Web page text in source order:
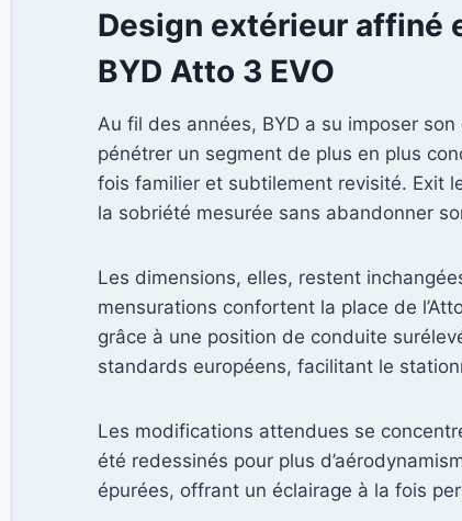
Design extérieur affiné
BYD Atto 3 EVO
Au fil des années, BYD a su imposer
pénétrer un segment de plus en plus
fois familier et subtilement revisité. Exit
la sobriété mesurée sans abandonner
Les dimensions, elles, restent
mensurations confortent la place de
grâce à une position de conduite
standards européens, facilitant le
Les modifications attendues se
été redessinés pour plus
épurées, offrant un éclairage à la fois